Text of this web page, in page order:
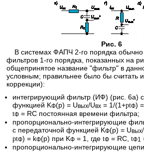
Рис. 6
В системах ФАПЧ 2-го порядка обычно
фильтров 1-го порядка, показанных на
общепринятое название "фильтр" в
условным; правильнее было бы считать
коррекции):
интегрирующий фильтр (ИФ) (рис. 6а)
функцией KФ(p) = Uвых/Uвх = 1/(1+ptФ)
tФ = RC постоянная времени фильтра;
пропорционально-интегрирующие
с передаточной функцией KФ(p) = Uвых
ptФ) = kФ(p) при KФ = 1, гдеtФ = RC,tФ1
пропорционально-интегрирующие